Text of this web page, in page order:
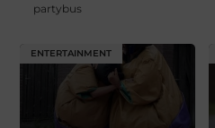
partybus
ENTERTAINMENT